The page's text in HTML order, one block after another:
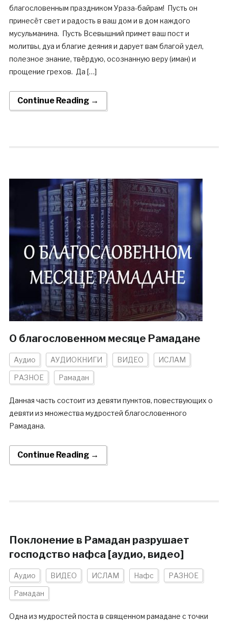
благословенным праздником Ураза-байрам! Пусть он
принесёт свет и радость в ваш дом и в дом каждого
мусульманина. Пусть Всевышний примет ваш пост и
молитвы, дуа и благие деяния и дарует вам благой удел,
полезное знание, твёрдую, осознанную веру (иман) и
прощение грехов. Да […]
Continue Reading →
О благословенном месяце Рамадане
Аудио АУДИОКНИГИ ВИДЕО ИСЛАМ
РАЗНОЕ Рамадан
Данная часть состоит из девяти пунктов, повествующих о
девяти из множества мудростей благословенного
Рамадана.
Continue Reading →
Поклонение в Рамадан разрушает
господство нафса [аудио, видео]
Аудио ВИДЕО ИСЛАМ Нафс РАЗНОЕ
Рамадан
Одна из мудростей поста в священном рамадане с точки